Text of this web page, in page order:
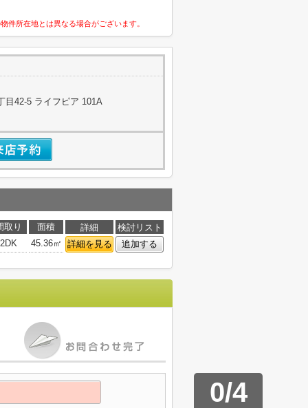
件所在地とは異なる場合がございます。
目42-5 ライフピア 101A
取り 面積 詳細
検討リスト
2DK
45.36㎡ 詳細を見る 追加する
0/4